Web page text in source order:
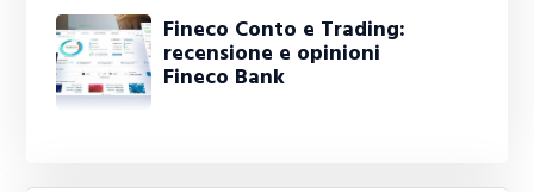
Fineco Conto e Trading:
recensione e opinioni
Fineco Bank